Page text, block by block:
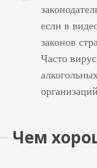
если в
законов
Часто
Чем